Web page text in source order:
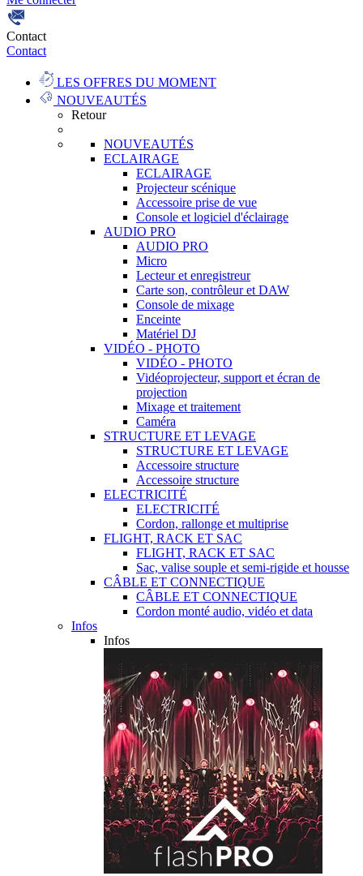
Contact
Contact
LES OFFRES DU MOMENT
NOUVEAUTÉS
Retour
NOUVEAUTÉS
ECLAIRAGE
ECLAIRAGE
Projecteur scénique
Accessoire prise de vue
Console et logiciel d'éclairage
AUDIO PRO
AUDIO PRO
Micro
Lecteur et enregistreur
Carte son, contrôleur et DAW
Console de mixage
Enceinte
Matériel DJ
VIDÉO - PHOTO
VIDÉO - PHOTO
Vidéoprojecteur, support et écran de
projection
Mixage et traitement
Caméra
STRUCTURE ET LEVAGE
STRUCTURE ET LEVAGE
Accessoire structure
Accessoire structure
ELECTRICITÉ
ELECTRICITÉ
Cordon, rallonge et multiprise
FLIGHT, RACK ET SAC
FLIGHT, RACK ET SAC
Sac, valise souple et semi-rigide et housse
CÂBLE ET CONNECTIQUE
CÂBLE ET CONNECTIQUE
Cordon monté audio, vidéo et data
Infos
Infos